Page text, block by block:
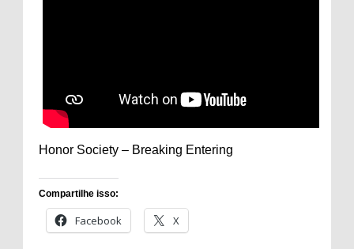
Honor Society – Breaking Entering
Compartilhe isso:
Facebook X